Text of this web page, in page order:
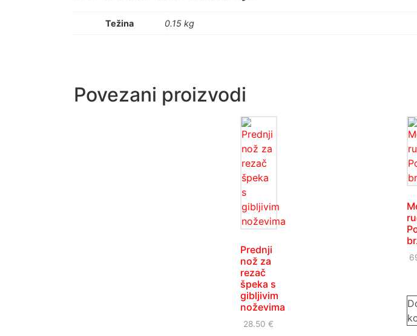
Težina 0.15 kg
Povezani proizvodi
Prednji
nož za
rezač
špeka s
gibljivim
noževima
28.50€